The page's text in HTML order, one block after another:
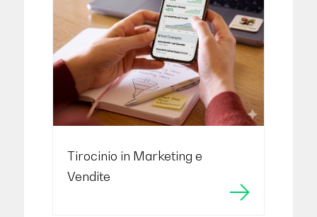
Tirocinio in Marketing e
Vendite